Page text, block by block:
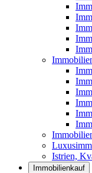
Istrien,
Immobilienkauf